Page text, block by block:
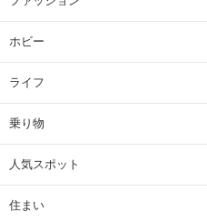
ホビー
ライフ
乗り物
人気スポット
住まい